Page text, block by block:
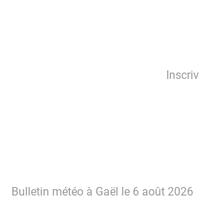
Bulletin météo à Gaël le 6 août 2026